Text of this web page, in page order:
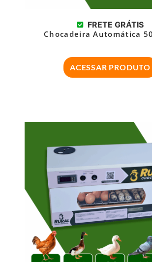
FRETE GRÁTIS
Chocadeira Automática
ACESSAR PRODUTO